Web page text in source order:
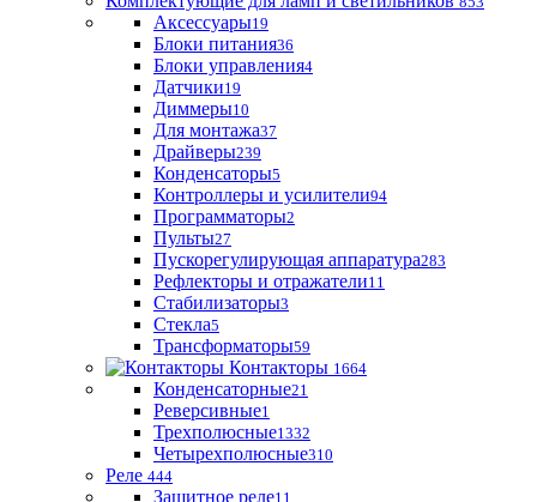
Аксессуары19
Блоки питания36
Блоки управления4
Датчики19
Диммеры10
Для монтажа37
Драйверы239
Конденсаторы5
Контроллеры и усилители94
Программаторы2
Пульты27
Пускорегулирующая аппаратура283
Рефлекторы и отражатели11
Стабилизаторы3
Стекла5
Трансформаторы59
Контакторы 1664
Конденсаторные21
Реверсивные1
Трехполюсные1332
Четырехполюсные310
Реле 444
Защитное реле11